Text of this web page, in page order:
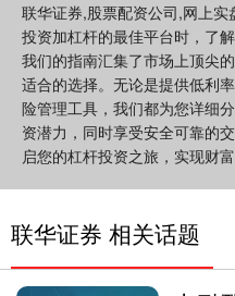
联华证券,股票配资公司,网上
投资加杠杆的最佳平台时，了
我们的指南汇集了市场上顶尖
适合的选择。无论是提供低利
险管理工具，我们都为您详细
资潜力，同时享受安全可靠的
启您的杠杆投资之旅，实现财富
联华证券 相关话题